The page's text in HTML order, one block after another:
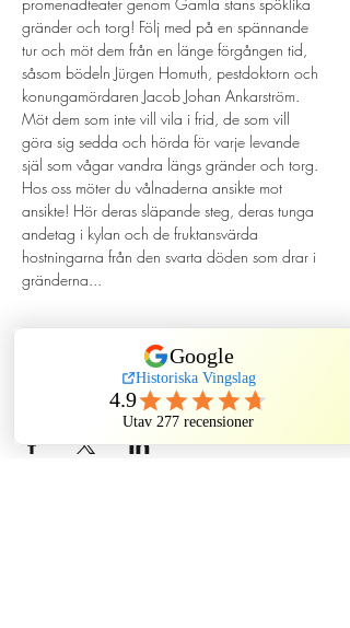
gränder och torg! Följ med på en spännande
tur och möt dem från en länge förgången tid,
såsom bödeln Jürgen Homuth, pestdoktorn och
konungamördaren Jacob Johan Ankarström.
Möt dem som inte vill vila i frid, de som vill
göra sig sedda och hörda för varje levande
själ som vågar vandra längs gränder och torg.
Hos oss möter du vålnaderna ansikte mot
ansikte! Hör deras släpande steg, deras tunga
andetag i kylan och de fruktansvärda
hostningarna från den svarta döden som drar i
gränderna...
Dela evenemang